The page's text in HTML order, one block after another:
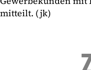
mitteilt. (jk)